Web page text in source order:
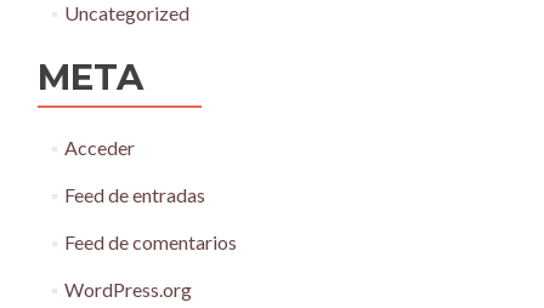
Uncategorized
META
Acceder
Feed de entradas
Feed de comentarios
WordPress.org